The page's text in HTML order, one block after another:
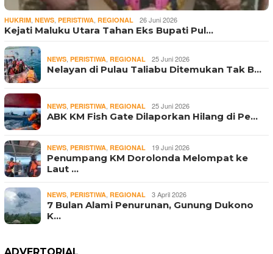
HUKRIM NEWS PERISTIWA REGIONAL 26 Juni 2026
Kejati Maluku Utara Tahan Eks Bupati Pul…
NEWS PERISTIWA REGIONAL 25 Juni 2026
Nelayan di Pulau Taliabu Ditemukan Tak B…
NEWS PERISTIWA REGIONAL 25 Juni 2026
ABK KM Fish Gate Dilaporkan Hilang di Pe…
NEWS PERISTIWA REGIONAL 19 Juni 2026
Penumpang KM Dorolonda Melompat ke
Laut …
NEWS PERISTIWA REGIONAL 3 April 2026
7 Bulan Alami Penurunan, Gunung Dukono
K…